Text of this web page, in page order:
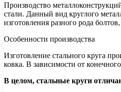
Производство
стали. Данный вид круглого
изготовления разного рода
Особенности производства
Изготовление стального круга
ковка. В зависимости от
В целом, стальные круги